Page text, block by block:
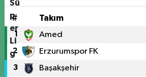
# Takım
1 Amed
2 Erzurumspor FK
3 Başakşehir